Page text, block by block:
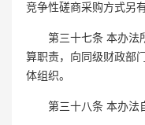
竞争性磋商采购方式另
第三十七条 本办法
算职责，向同级财政部
体组织。
第三十八条 本办法